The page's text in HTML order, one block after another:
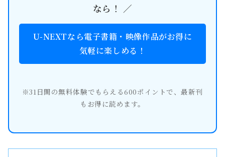
なら！ ／
U-NEXTなら電子書籍・映像作品がお得に
気軽に楽しめる！
※31日間の無料体験でもらえる600ポイントで、最新刊
もお得に読めます。